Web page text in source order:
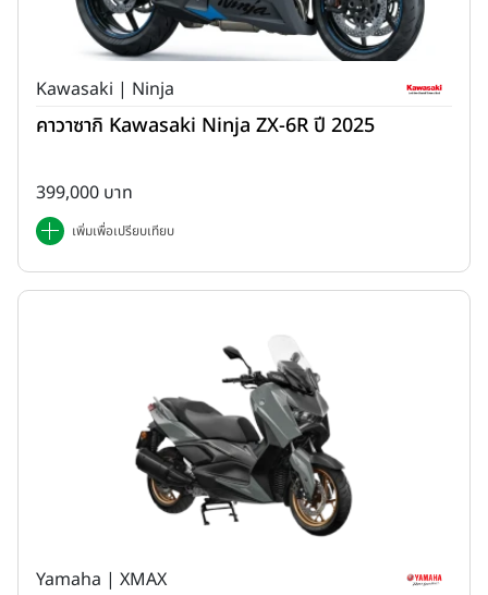
Kawasaki | Ninja
คาวาซากิ Kawasaki Ninja ZX-6R ปี 2025
399,000 บาท
เพิ่มเพื่อเปรียบเทียบ
Yamaha | XMAX